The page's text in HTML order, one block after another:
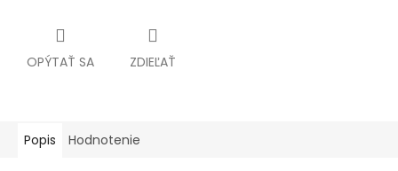
OPÝTAŤ SA ZDIEĽAŤ
Popis Hodnotenie